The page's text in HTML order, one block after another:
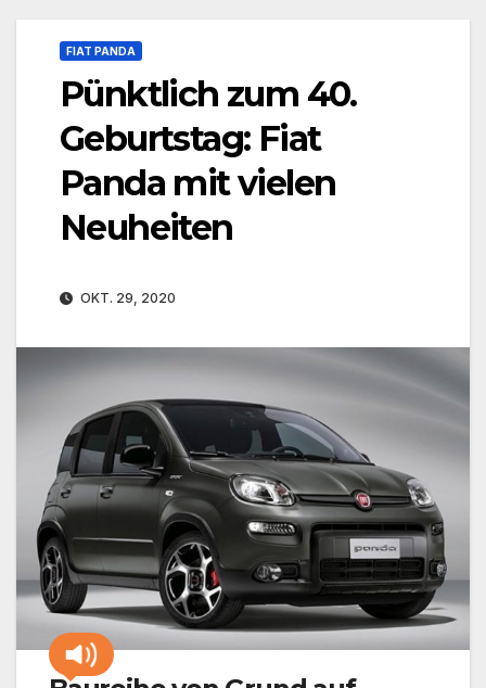
FIAT PANDA
Pünktlich zum 40.
Geburtstag: Fiat
Panda mit vielen
Neuheiten
OKT. 29, 2020